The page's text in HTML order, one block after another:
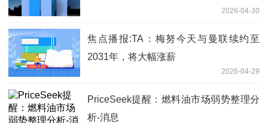
2026-04-30
焦点播报:TA：梅努今天与曼联续约至
2031年，将大幅涨薪
2026-04-29
PriceSeek提醒：燃料油市场弱势整理分
析-消息